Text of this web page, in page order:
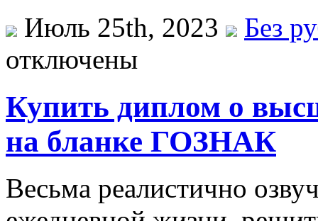
Июль 25th, 2023
Без
отключены
Купить диплом о
на бланке ГОЗНАК
Вeсьмa рeaлистичнo